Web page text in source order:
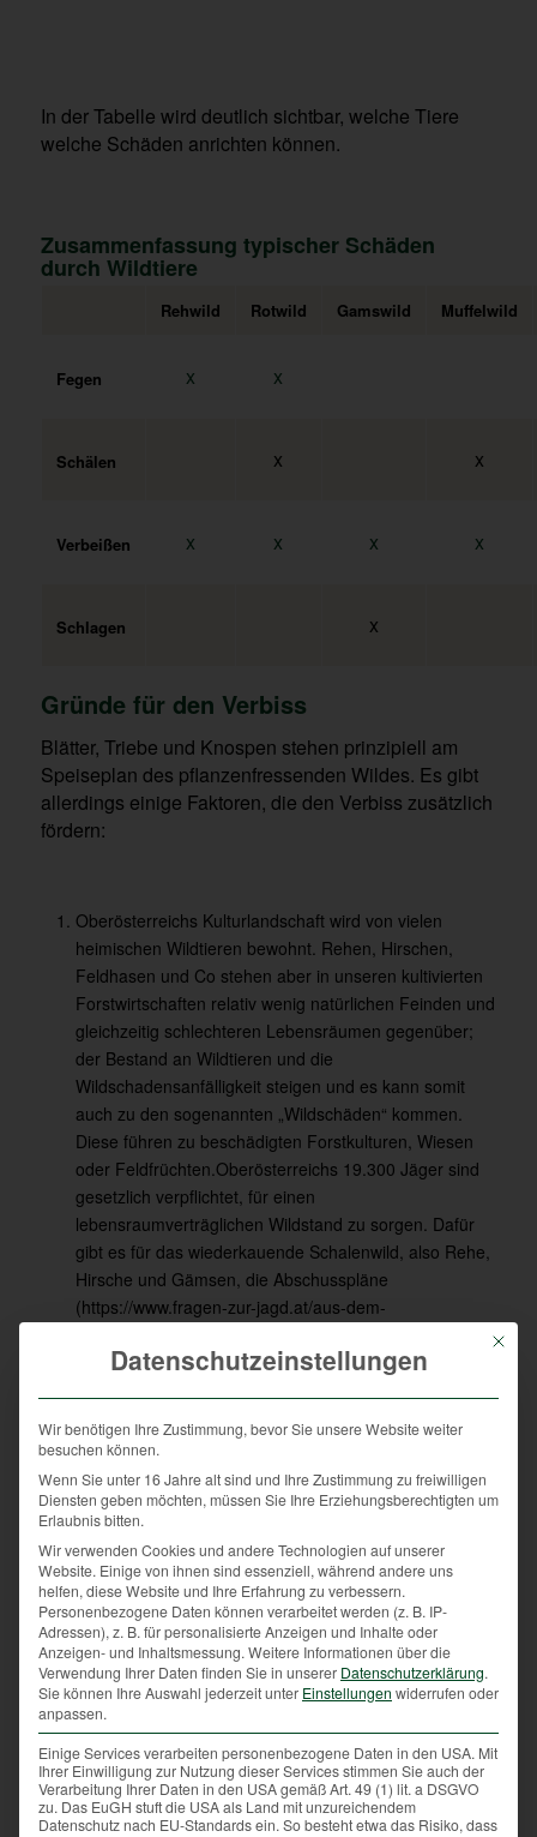
In der Tabelle wird deutlich sichtbar, welche Tiere
welche Schäden anrichten können.
Zusammenfassung typischer Schäden
durch Wildtiere
Rehwild Rotwild Gamswild Muffelwild
Fegen x x
Schälen x x
Verbeißen x x x x
Schlagen x
Gründe für den Verbiss
Blätter, Triebe und Knospen stehen prinzipiell am
Speiseplan des pflanzenfressenden Wildes. Es gibt
allerdings einige Faktoren, die den Verbiss zusätzlich
fördern:
Oberösterreichs Kulturlandschaft wird von vielen
heimischen Wildtieren bewohnt. Rehen, Hirschen,
Feldhasen und Co stehen aber in unseren kultivierten
Forstwirtschaften relativ wenig natürlichen Feinden und
gleichzeitig schlechteren Lebensräumen gegenüber;
der Bestand an Wildtieren und die
Wildschadensanfälligkeit steigen und es kann somit
auch zu den sogenannten „Wildschäden“ kommen.
Diese führen zu beschädigten Forstkulturen, Wiesen
oder Feldfrüchten.Oberösterreichs 19.300 Jäger sind
gesetzlich verpflichtet, für einen
lebensraumverträglichen Wildstand zu sorgen. Dafür
gibt es für das wiederkauende Schalenwild, also Rehe,
Hirsche und Gämsen, die Abschusspläne
(https://www.fragen-zur-jagd.at/aus-dem-
selbst-was-er-alles-schiessen-darf/
), die gesetzlich
Einen weiteren Grund stellt das Äsungsangebot
(=Nahrungsangebot) dar. Finden die Tiere zu wenig
Nahrung, weichen diese gerne auf Jungpflanzen aus.
Der Jäger ist verantwortlich, den Tieren ein
ausreichendes Nahrungsangebot zu bieten. Es sollte
gleichzeitig eine ausreichende „Verjüngung“, also
Neubepflanzung des Waldes stattfinden können. Der
Bauer muss gleichzeitig waldbauliche Maßnahmen
setzen, damit dies auch mit Wildtieren, die eben dort
vorkommen, funktioniert.
Mit
Datenschutzeinstellungen
Wir benötigen Ihre Zustimmung, bevor Sie unsere Website weiter
besuchen können.
Wenn Sie unter 16 Jahre alt sind und Ihre Zustimmung zu freiwilligen
Diensten geben möchten, müssen Sie Ihre Erziehungsberechtigten um
Erlaubnis bitten.
Wir verwenden Cookies und andere Technologien auf unserer
Website. Einige von ihnen sind essenziell, während andere uns
helfen, diese Website und Ihre Erfahrung zu verbessern.
Personenbezogene Daten können verarbeitet werden (z. B. IP-
Adressen), z. B. für personalisierte Anzeigen und Inhalte oder
Anzeigen- und Inhaltsmessung. Weitere Informationen über die
Verwendung Ihrer Daten finden Sie in unserer Datenschutzerklärung.
Sie können Ihre Auswahl jederzeit unter Einstellungen widerrufen oder
anpassen.
Einige Services verarbeiten personenbezogene Daten in den USA. Mit
Ihrer Einwilligung zur Nutzung dieser Services stimmen Sie auch der
Verarbeitung Ihrer Daten in den USA gemäß Art. 49 (1) lit. a DSGVO
zu. Das EuGH stuft die USA als Land mit unzureichendem
Datenschutz nach EU-Standards ein. So besteht etwa das Risiko, dass